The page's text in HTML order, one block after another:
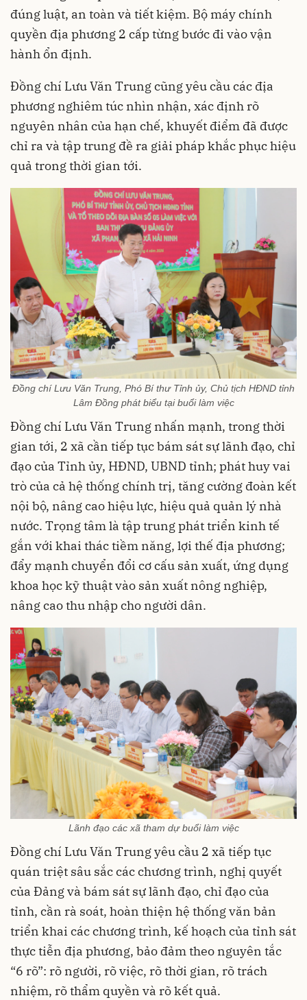
đúng luật, an toàn và tiết kiệm. Bộ máy chính
quyền địa phương 2 cấp từng bước đi vào vận
hành ổn định.
Đồng chí Lưu Văn Trung cũng yêu cầu các địa
phương nghiêm túc nhìn nhận, xác định rõ
nguyên nhân của hạn chế, khuyết điểm đã được
chỉ ra và tập trung đề ra giải pháp khắc phục hiệu
quả trong thời gian tới.
Đồng chí Lưu Văn Trung, Phó Bí thư Tỉnh ủy, Chủ tịch HĐND tỉnh
Lâm Đồng phát biểu tại buổi làm việc
Đồng chí Lưu Văn Trung nhấn mạnh, trong thời
gian tới, 2 xã cần tiếp tục bám sát sự lãnh đạo, chỉ
đạo của Tỉnh ủy, HĐND, UBND tỉnh; phát huy vai
trò của cả hệ thống chính trị, tăng cường đoàn kết
nội bộ, nâng cao hiệu lực, hiệu quả quản lý nhà
nước. Trọng tâm là tập trung phát triển kinh tế
gắn với khai thác tiềm năng, lợi thế địa phương;
đẩy mạnh chuyển đổi cơ cấu sản xuất, ứng dụng
khoa học kỹ thuật vào sản xuất nông nghiệp,
nâng cao thu nhập cho người dân.
Lãnh đạo các xã tham dự buổi làm việc
Đồng chí Lưu Văn Trung yêu cầu 2 xã tiếp tục
quán triệt sâu sắc các chương trình, nghị quyết
của Đảng và bám sát sự lãnh đạo, chỉ đạo của
tỉnh, cần rà soát, hoàn thiện hệ thống văn bản
triển khai các chương trình, kế hoạch của tỉnh sát
thực tiễn địa phương, bảo đảm theo nguyên tắc
“6 rõ”: rõ người, rõ việc, rõ thời gian, rõ trách
nhiệm, rõ thẩm quyền và rõ kết quả.